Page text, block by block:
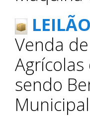
Venda
sendo